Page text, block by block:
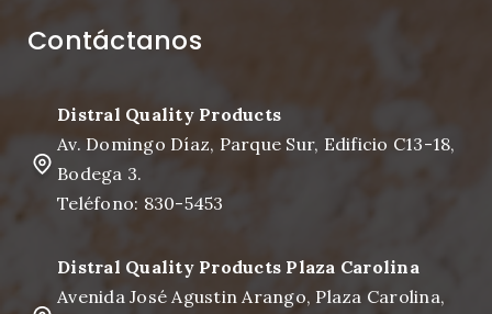
Contáctanos
Distral Quality Products
Av. Domingo Díaz, Parque Sur, Edificio C13-18,
Bodega 3.
Teléfono: 830-5453
Distral Quality Products Plaza Carolina
Avenida José Agustin Arango, Plaza Carolina,